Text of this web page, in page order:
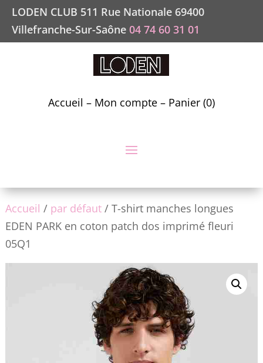
LODEN CLUB 511 Rue Nationale 69400
Villefranche-Sur-Saône 04 74 60 31 01
Accueil – Mon compte– Panier (0)
Accueil / par défaut/ T-shirt manches longues
EDEN PARK en coton patch dos imprimé fleuri
05Q1